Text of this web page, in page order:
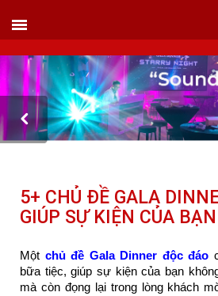
Hotline/ skype/ Wechat/ Whatsapp : +84
ext 101
Email: info@vietlinktour.com /
http://www.vietlinktour.com /
5+ CHỦ ĐỀ GALA
GIÚP SỰ KIỆN CỦA BẠN
Một chủ đề Gala Dinner độc đáo
bữa tiệc, giúp sự kiện của bạn
mà còn đọng lại trong lòng khách